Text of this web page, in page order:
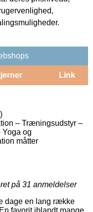
Link
– Træningsudstyr –
og
måtter
på 31 anmeldelser
dage en lang række
favorit iblandt mange